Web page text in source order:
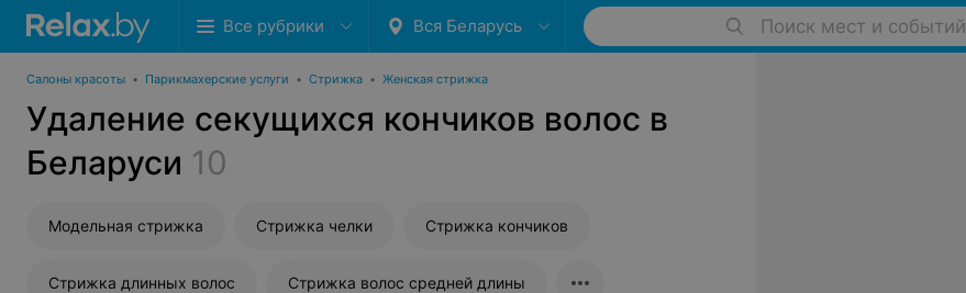
Все рубрики Вся Беларусь Поиск мест и событий
Салоны красоты • Парикмахерские услуги • Стрижка • Женская стрижка
Удаление секущихся кончиков волос в
Беларуси 10
Модельная стрижка Стрижка челки Стрижка кончиков
Стрижка длинных волос Стрижка волос средней длины